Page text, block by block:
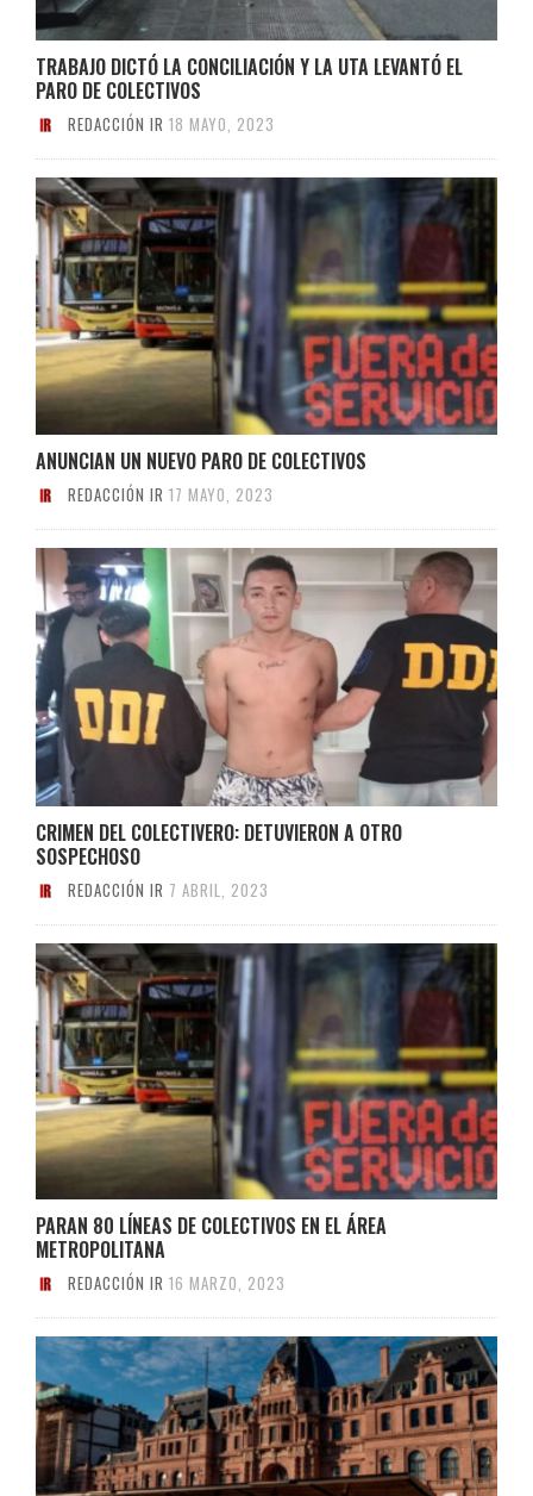
TRABAJO DICTÓ LA CONCILIACIÓN Y LA UTA LEVANTÓ EL
PARO DE COLECTIVOS
REDACCIÓN IR 18 MAYO, 2023
ANUNCIAN UN NUEVO PARO DE COLECTIVOS
REDACCIÓN IR 17 MAYO, 2023
CRIMEN DEL COLECTIVERO: DETUVIERON A OTRO
SOSPECHOSO
REDACCIÓN IR 7 ABRIL, 2023
PARAN 80 LÍNEAS DE COLECTIVOS EN EL ÁREA
METROPOLITANA
REDACCIÓN IR 16 MARZO, 2023